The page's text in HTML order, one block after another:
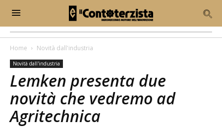
Home Novità dall'industria
Novità dall'industria
Lemken presenta due
novità che vedremo ad
Agritechnica